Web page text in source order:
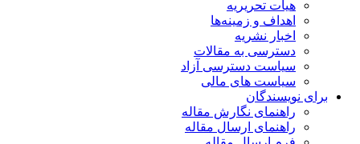
هیات تحریریه
اهداف و زمینه‌ها
اخبار نشریه
دسترسی به مقالات
سیاست دسترسی آزاد
سیاست های مالی
برای نویسندگان
راهنمای نگارش مقاله
راهنمای ارسال مقاله